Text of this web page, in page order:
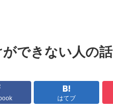
ができない人の話
はてブ